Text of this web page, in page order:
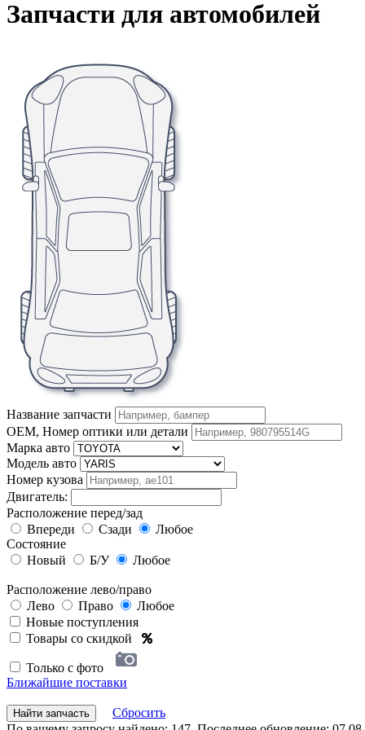
Запчасти для автомобилей
Название запчасти
OEM, Номер оптики или детали
Марка авто
Модель авто
Номер кузова
Двигатель:
Расположение перед/зад
Впереди
Сзади
Любое
Состояние
Новый
Б/У Любое
Расположение лево/право
Лево
Право
Любое
Новые поступления
Товары со скидкой
Только с фото
Ближайшие поставки
Найти запчасть
Сбросить